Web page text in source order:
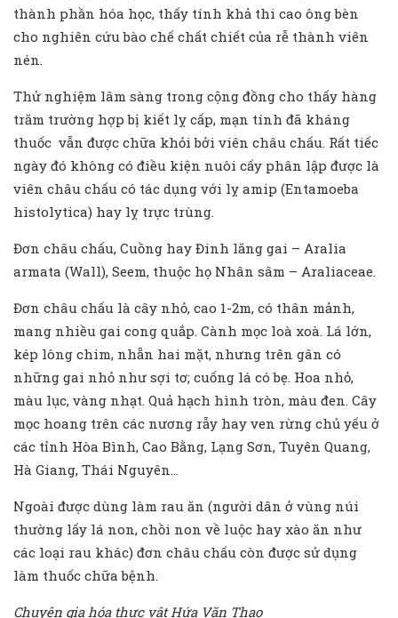
thành phần hóa học, thấy tính khả thi cao ông bèn
cho nghiên cứu bào chế chất chiết của rễ thành viên
nén.
Thử nghiệm lâm sàng trong cộng đồng cho thấy hàng
trăm trường hợp bị kiết lỵ cấp, mạn tính đã kháng
thuốc vẫn được chữa khỏi bởi viên châu chấu. Rất tiếc
ngày đó không có điều kiện nuôi cấy phân lập được là
viên châu chấu có tác dụng với lỵ amip (Entamoeba
histolytica) hay lỵ trực trùng.
Đơn châu chấu, Cuồng hay Đinh lăng gai – Aralia
armata (Wall), Seem, thuộc họ Nhân sâm – Araliaceae.
Đơn châu chấu là cây nhỏ, cao 1-2m, có thân mảnh,
mang nhiều gai cong quắp. Cành mọc loà xoà. Lá lớn,
kép lông chim, nhẵn hai mặt, nhưng trên gân có
những gai nhỏ như sợi tơ; cuống lá có bẹ. Hoa nhỏ,
màu lục, vàng nhạt. Quả hạch hình tròn, màu đen. Cây
mọc hoang trên các nương rẫy hay ven rừng chủ yếu ở
các tỉnh Hòa Bình, Cao Bằng, Lạng Sơn, Tuyên Quang,
Hà Giang, Thái Nguyên…
Ngoài được dùng làm rau ăn (người dân ở vùng núi
thường lấy lá non, chồi non về luộc hay xào ăn như
các loại rau khác) đơn châu chấu còn được sử dụng
làm thuốc chữa bệnh.
Chuyên gia hóa thực vật Hứa Văn Thao